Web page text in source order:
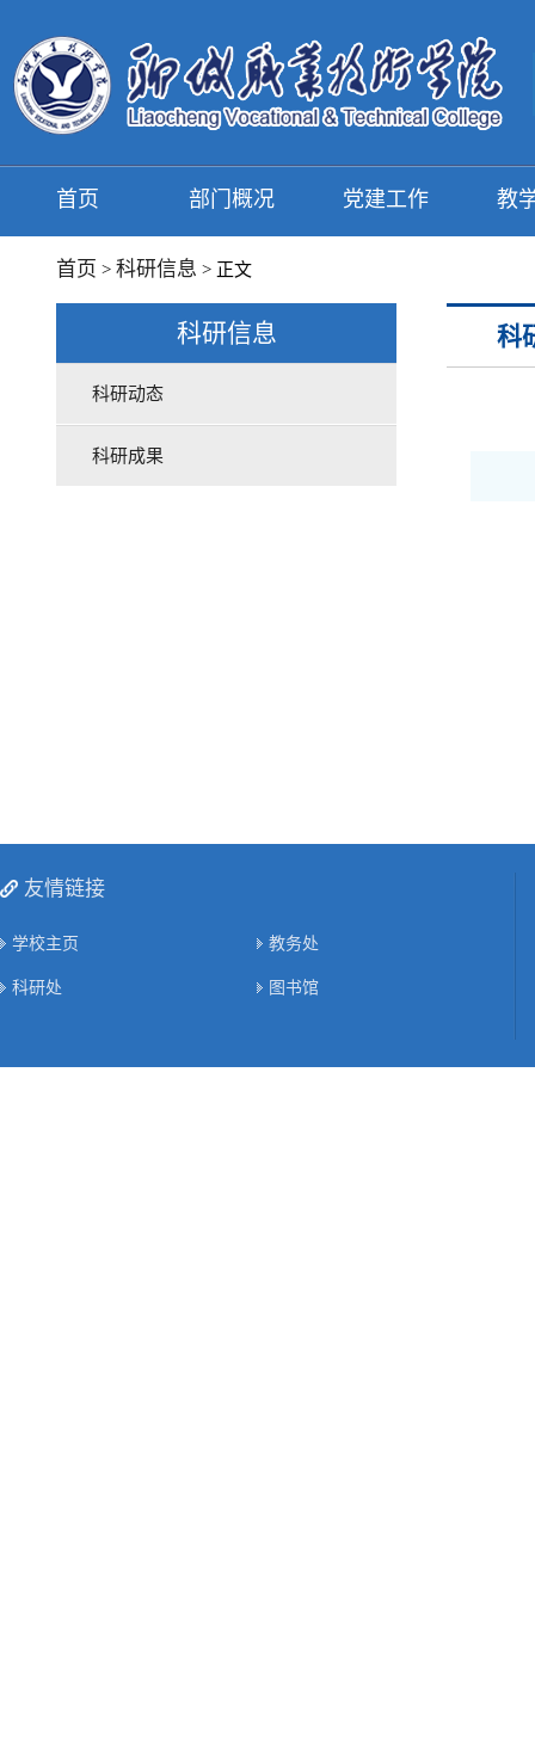
首页 部门概况 党建工作 教
首页 > 科研信息 > 正文
科研信息
科研动态
科研成果
科
友情链接
学校主页 教务处
科研处 图书馆